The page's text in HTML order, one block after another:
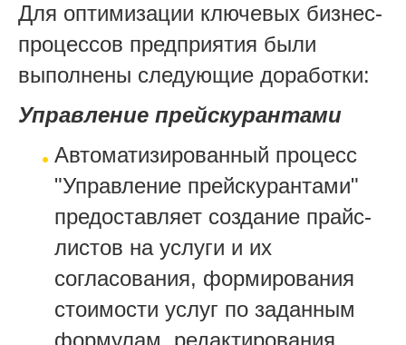
Для оптимизации ключевых бизнес-
процессов предприятия были
выполнены следующие доработки:
Управление прейскурантами
Автоматизированный процесс
"Управление прейскурантами"
предоставляет создание прайс-
листов на услуги и их
согласования, формирования
стоимости услуг по заданным
формулам, редактирования